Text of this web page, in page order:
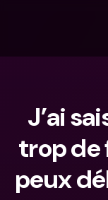
J’ai
trop de
peux